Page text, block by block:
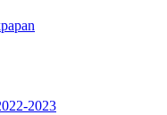
2023